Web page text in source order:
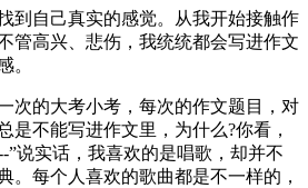
到自己真实的感觉。从我开始接触作
管高兴、悲伤，我统统都会写进作文
。
次的大考小考，每次的作文题目，对
是不能写进作文里，为什么?你看，
”说实话，我喜欢的是唱歌，却并不
。每个人喜欢的歌曲都是不一样的，